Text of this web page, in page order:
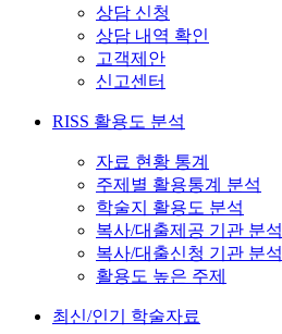
상담 신청
상담 내역 확인
고객제안
신고센터
RISS 활용도 분석
자료 현황 통계
주제별 활용통계 분석
학술지 활용도 분석
복사/대출제공 기관 분석
복사/대출신청 기관 분석
활용도 높은 주제
최신/인기 학술자료